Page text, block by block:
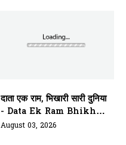
दाता एक राम, भिखारी सारी दुनिया
- Data Ek Ram Bhikhari
Saari Duniya
August 03, 2026